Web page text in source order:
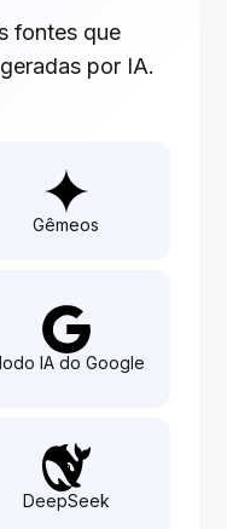
fontes que
por IA.
Gêmeos
IA do Google
DeepSeek